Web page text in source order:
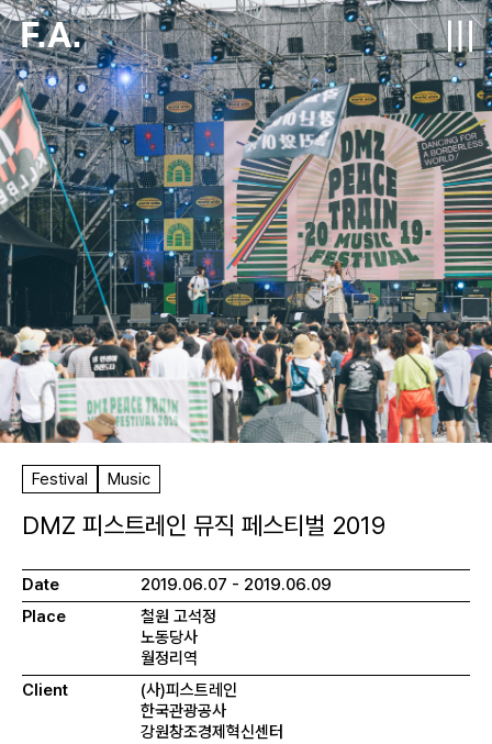
F.A.
Festival Music
DMZ 피스트레인 뮤직 페스티벌 2019
Date
2019.06.07 - 2019.06.09
Place
철원 고석정
노동당사
월정리역
Client
(사)피스트레인
한국관광공사
강원창조경제혁신센터